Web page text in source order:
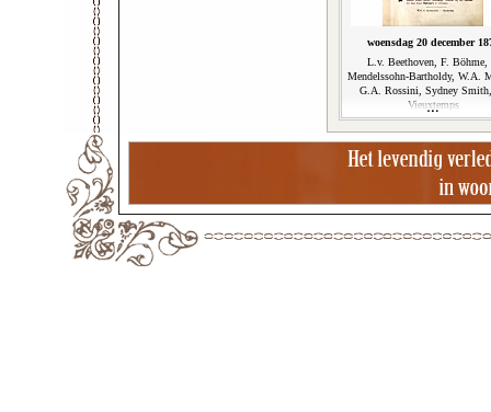
woensdag 20 december
L.v. Beethoven, F. Böhme,
Mendelssohn-Bartholdy, W.A.
G.A. Rossini, Sydney
Vieuxtemps